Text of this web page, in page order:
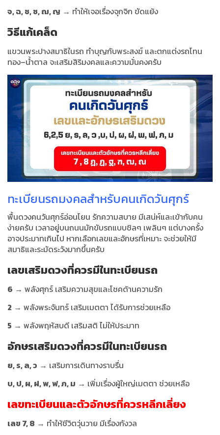
จ, ฉ, ช, ซ, ฌ, ญ → ทำให้เจอเรื่องจุกจิก ขัดแย้ง
วิธีแก้เคล็ด
แขวนพระปางสมาธิในรถ ทำบุญกับพระสงฆ์ และตกแต่งรถโทน
ทอง–น้ำตาล จะเสริมสิริมงคลและความมั่นคงครับ
ทะเบียนรถมงคลสำหรับคนเกิดวันศุกร์
พื้นดวงคนวันศุกร์อ่อนโยน รักความสบาย มีเสน่ห์และเข้ากับคน
ง่ายครับ เวลาอยู่บนถนนมักขับรถแบบชิลๆ เพลินๆ แต่บางครั้ง
อาจประมาทเกินไป หากเลือกเลขและอักษรที่เหมาะ จะช่วยให้มี
สมาธิและระมัดระวังมากขึ้นครับ
เลขเสริมดวงที่ควรมีในทะเบียนรถ
6 → พลังศุกร์ เสริมความสุขและโชคด้านความรัก
2 → พลังพระจันทร์ เสริมเมตตา ได้รับการช่วยเหลือ
5 → พลังพฤหัสบดี เสริมสติ ไม่ให้ประมาท
อักษรเสริมดวงที่ควรมีในทะเบียนรถ
ย, ร, ล, ว → เสริมการเดินทางราบรื่น
บ, ป, ผ, ฝ, พ, ฟ, ภ, ม → เพิ่มเรื่องผู้ใหญ่เมตตา ช่วยเหลือ
เลขทะเบียนและตัวอักษรที่ควรหลีกเลี่ยง
เลข 7, 8 → ทำให้ชีวิตวุ่นวาย มีเรื่องกังวล